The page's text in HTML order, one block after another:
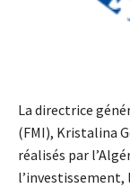
La directrice
(FMI), Kristalina
réalisés par